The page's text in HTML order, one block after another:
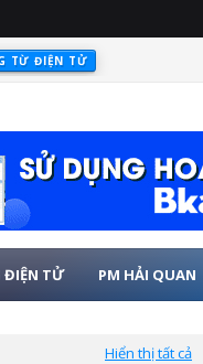
TỪ ĐIỆN TỬ
ĐIỆN TỬ PM HẢI QUAN
Hiển thị tất cả